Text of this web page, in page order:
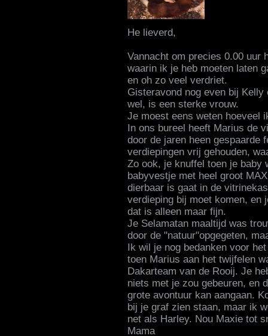
He lieverd,
Vannacht om precies 0.00 uur
waarin ik je heb moeten laten
en oh zo veel verdriet.
Gisteravond nog even bij
wel, is een sterke vrouw.
Je moest eens weten hoeveel
In ons bureel heeft Marius de
door de jaren heen gespaarde
verdiepingen vrij gehouden,
Zo ook, je knuffel toen je baby
babyvestje met heel groot
dierbaar is gaat in de
verdieping bij moet komen, en
dat is alleen maar fijn.
Je Selamatan maaltijd was
door de "natuur"opgegeten,
Ik wil je nog bedanken voor
toen Marius aan het twijfelen
Dakarteam van de Rooij. Je
niets met je zou gebeuren, en
grote avontuur kan aangaan.
bij je graf zien staan, maar ik
net als Harley. Nou Maxie tot
Mama